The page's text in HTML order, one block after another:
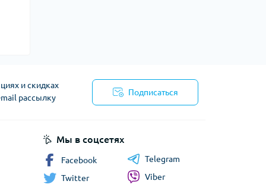
и скидках
рассылку
Подписаться
Мы в соцсетях
Facebook
Twitter
Telegram
Viber